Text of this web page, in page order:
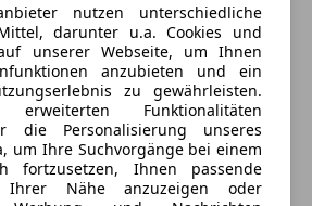
nutzen unterschiedliche
darunter u.a. Cookies und
unserer Webseite, um Ihnen
anzubieten und ein
zu gewährleisten.
Funktionalitäten
die Personalisierung unseres
um Ihre Suchvorgänge bei einem
fortzusetzen, Ihnen passende
Ihrer Nähe anzuzeigen oder